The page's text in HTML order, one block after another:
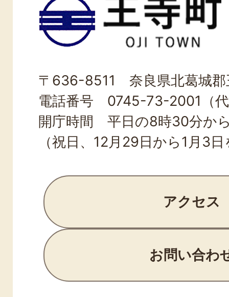
寺
町
TOWN
〒636-8511 奈良県北葛城郡
電話番号 0745-73-2001（
開庁時間 平日の8時30分か
（祝日、12月29日から1月3
アクセス
お問い合わ